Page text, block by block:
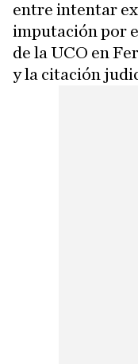
entre intentar
imputación por
de la UCO en
y la citación